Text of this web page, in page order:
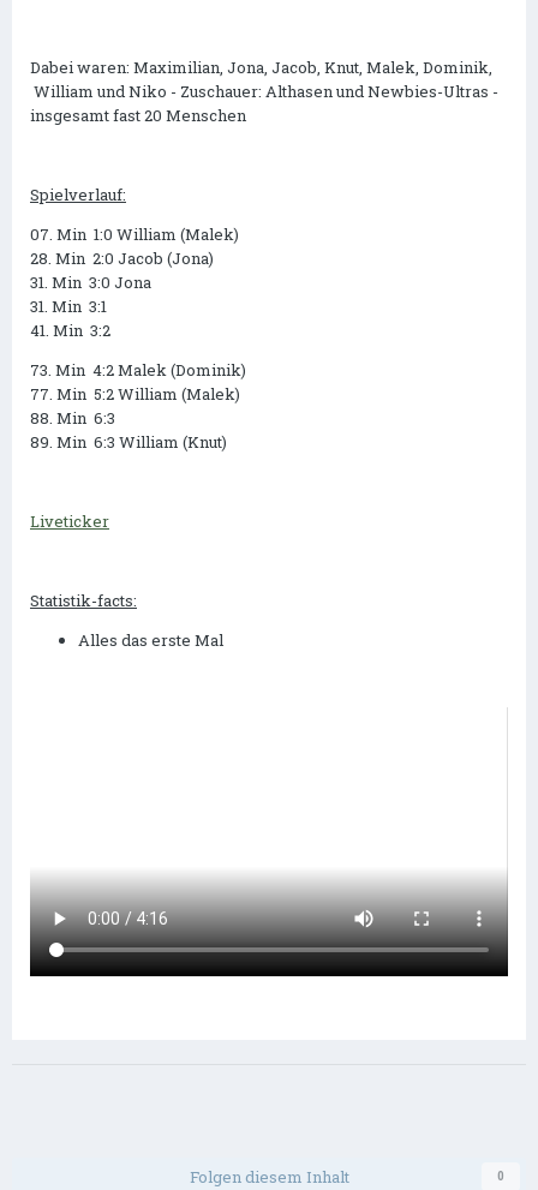
Dabei waren: Maximilian, Jona, Jacob, Knut, Malek, Dominik,
William und Niko - Zuschauer: Althasen und Newbies-Ultras -
insgesamt fast 20 Menschen
Spielverlauf:
07. Min 1:0 William (Malek)
28. Min 2:0 Jacob (Jona)
31. Min 3:0 Jona
31. Min 3:1
41. Min 3:2
73. Min 4:2 Malek (Dominik)
77. Min 5:2 William (Malek)
88. Min 6:3
89. Min 6:3 William (Knut)
Liveticker
Statistik-facts:
Alles das erste Mal
Folgen diesem Inhalt 0